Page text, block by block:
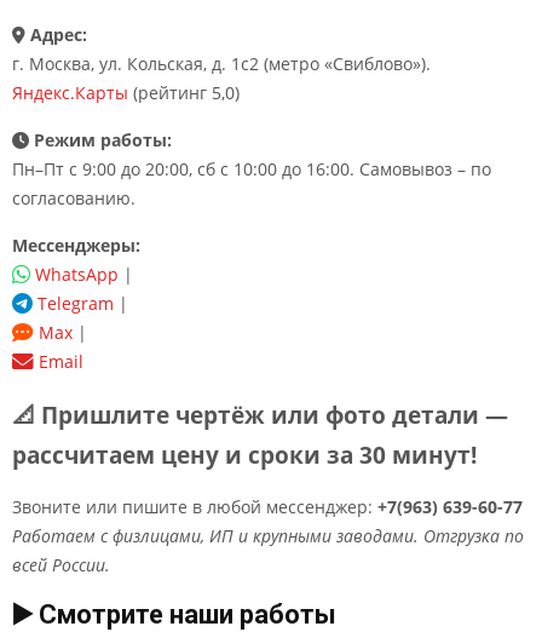
Адрес:
г. Москва, ул. Кольская, д. 1с2 (метро «Свиблово»).
Яндекс.Карты (рейтинг 5,0)
Режим работы:
Пн–Пт с 9:00 до 20:00, сб с 10:00 до 16:00. Самовывоз – по
согласованию.
Мессенджеры:
WhatsApp |
Telegram |
Max |
Email
📐 Пришлите чертёж или фото детали —
рассчитаем цену и сроки за 30 минут!
Звоните или пишите в любой мессенджер: +7(963) 639-60-77
Работаем с физлицами, ИП и крупными заводами. Отгрузка по
всей России.
▶️ Смотрите наши работы